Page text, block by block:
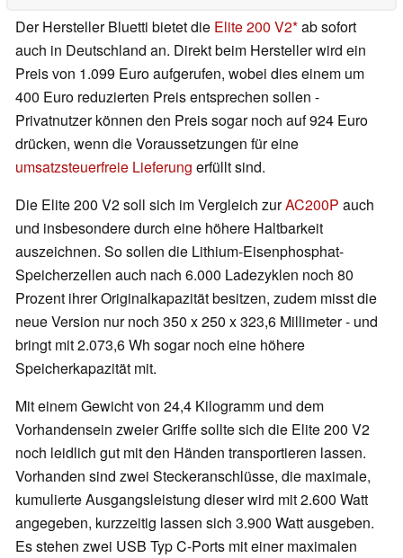
Der Hersteller Bluetti bietet die Elite 200 V2 ab sofort
auch in Deutschland an. Direkt beim Hersteller wird ein
Preis von 1.099 Euro aufgerufen, wobei dies einem um
400 Euro reduzierten Preis entsprechen sollen -
Privatnutzer können den Preis sogar noch auf 924 Euro
drücken, wenn die Voraussetzungen für eine
umsatzsteuerfreie Lieferung erfüllt sind.
Die Elite 200 V2 soll sich im Vergleich zurAC200P auch
und insbesondere durch eine höhere Haltbarkeit
auszeichnen. So sollen die Lithium-Eisenphosphat-
Speicherzellen auch nach 6.000 Ladezyklen noch 80
Prozent ihrer Originalkapazität besitzen, zudem misst die
neue Version nur noch 350 x 250 x 323,6 Millimeter - und
bringt mit 2.073,6 Wh sogar noch eine höhere
Speicherkapazität mit.
Mit einem Gewicht von 24,4 Kilogramm und dem
Vorhandensein zweier Griffe sollte sich die Elite 200 V2
noch leidlich gut mit den Händen transportieren lassen.
Vorhanden sind zwei Steckeranschlüsse, die maximale,
kumulierte Ausgangsleistung dieser wird mit 2.600 Watt
angegeben, kurzzeitig lassen sich 3.900 Watt ausgeben.
Es stehen zwei USB Typ C-Ports mit einer maximalen